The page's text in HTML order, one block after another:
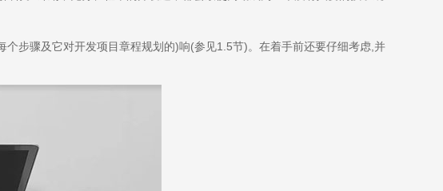
步骤及它对开发项目章程规划的)响(参见1.5节)。在着手前还要仔细考虑,并